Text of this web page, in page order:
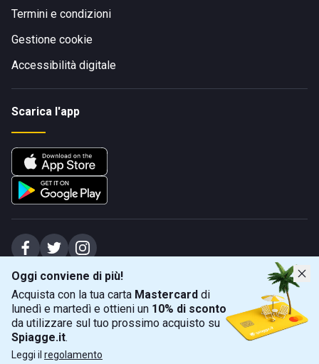
Oggi conviene di più!
Acquista con la tua carta Mastercard di
lunedì e martedì e ottieni un 10% di sconto
da utilizzare sul tuo prossimo acquisto su
Spiagge.it.
Leggi il regolamento
Termini e condizioni
Gestione cookie
Accessibilità digitale
Scarica l'app
Spiagge Srl - Sede legale: Via Marecchiese 48, 47923 Rimini (RN), IT -
capitale sociale Euro 31245,57 - Iscritta al registro delle imprese di Rimini
Sede operativa: Via Flaminia 180, 47924 Rimini (RN), IT
+39 0541 772375
info@spiagge.it - p.i./c.f. 04536640404
© 2026 Spiagge Srl. Tutti i diritti riservati.